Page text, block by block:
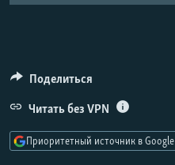
СОЦИАЛЬНЫЕ СЕТИ
Поделиться
Читать без VPN
Приоритетный источник в Google